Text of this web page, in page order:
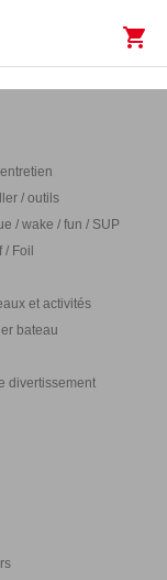
shopping_cart
/ outils
/ wake / fun / SUP
/ Foil
et activités
bateau
divertissement